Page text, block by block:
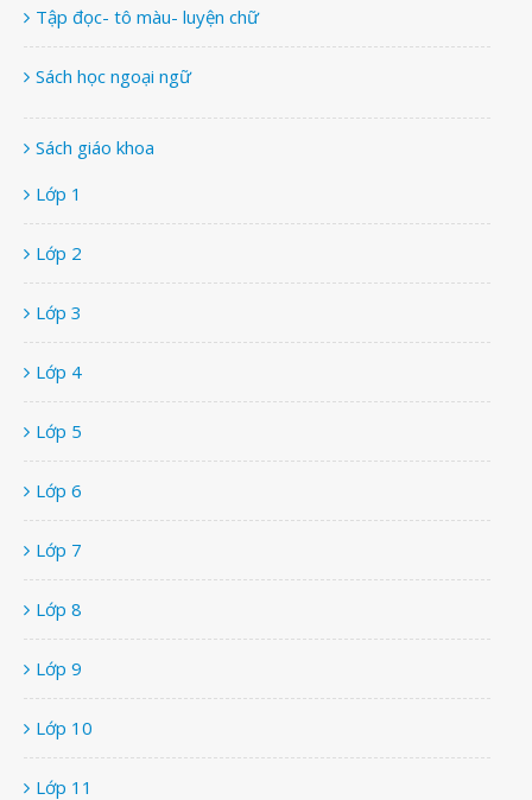
Tập đọc- tô màu- luyện chữ
Sách học ngoại ngữ
Sách giáo khoa
Lớp 1
Lớp 2
Lớp 3
Lớp 4
Lớp 5
Lớp 6
Lớp 7
Lớp 8
Lớp 9
Lớp 10
Lớp 11